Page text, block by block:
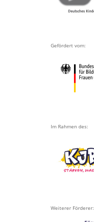
Gefördert vom:
Im Rahmen des:
Weiterer Förderer: